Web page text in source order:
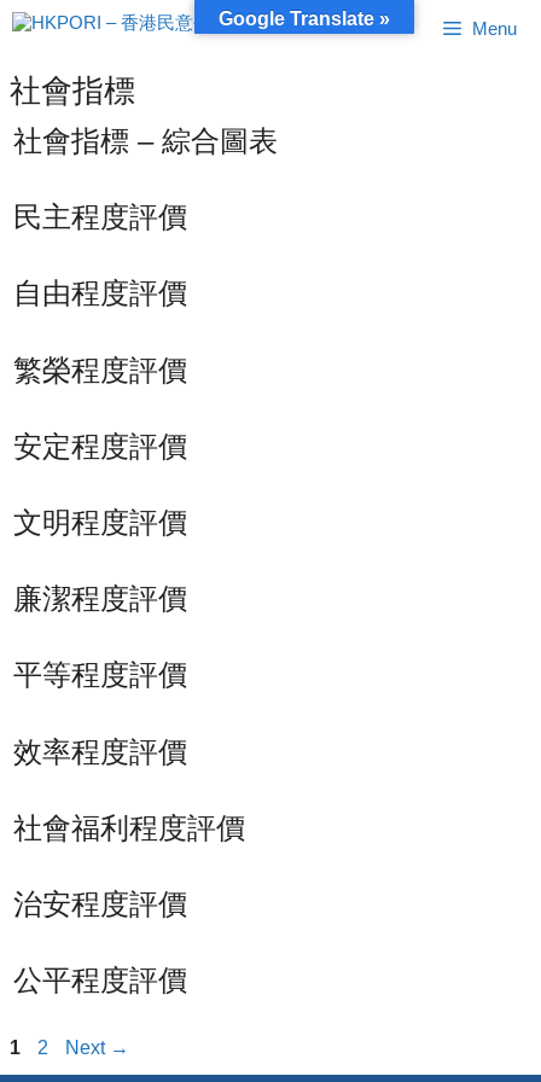
跳
至
容
Menu
社會指標
社會指標 – 綜合圖表
民主程度評價
自由程度評價
繁榮程度評價
安定程度評價
文明程度評價
廉潔程度評價
平等程度評價
效率程度評價
社會福利程度評價
治安程度評價
公平程度評價
Page
1 Page
2 Next →
Google Translate »